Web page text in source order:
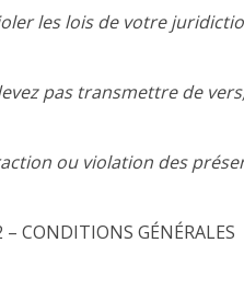
les lois de votre
pas transmettre de
ou violation des
– CONDITIONS GÉNÉRALES